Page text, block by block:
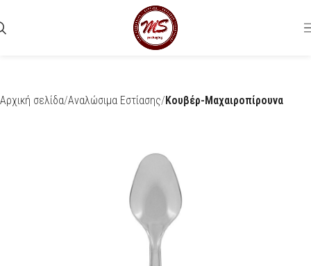
Αρχική σελίδα Αναλώσιμα Εστίασης Κουβέρ-Μαχαιροπίρουνα